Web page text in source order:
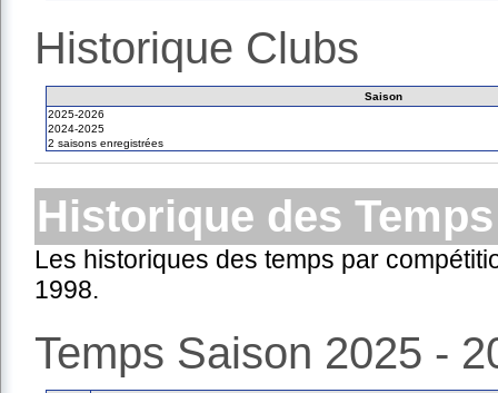
Historique Clubs
Saison
2025-2026
2024-2025
2 saisons enregistrées
Historique des Temps
Les historiques des temps par
1998.
Temps Saison 2025 -